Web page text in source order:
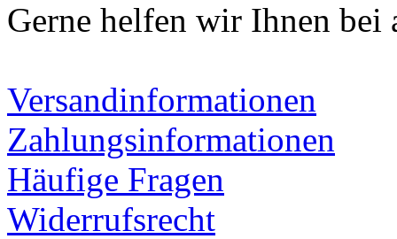
Gerne helfen wir Ihnen bei
Versandinformationen
Zahlungsinformationen
Häufige Fragen
Widerrufsrecht